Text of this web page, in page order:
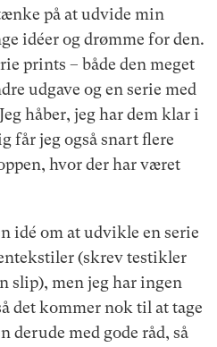
på at udvide min
idéer og drømme for den.
prints – både den meget
udgave og en serie med
håber, jeg har dem klar i
får jeg også snart flere
hvor der har været
idé om at udvikle en serie
(skrev testikler
slip), men jeg har ingen
det kommer nok til at tage
derude med gode råd, så